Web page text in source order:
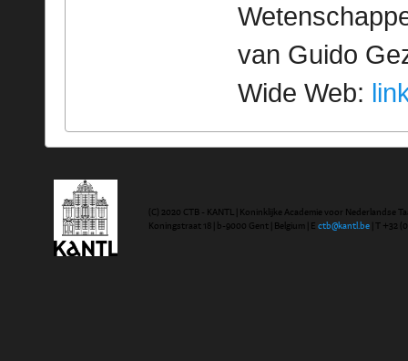
van Guido
Wide Web:
(C) 2020 CTB - KANTL | Koninklijke Academie voor Nederlandse
Koningstraat 18 | b-9000 Gent | Belgium | E ctb@kantl.be | T +32